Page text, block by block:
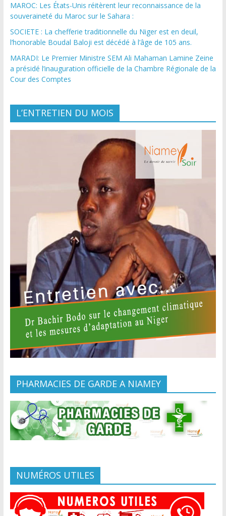
MAROC: Les États-Unis réitèrent leur reconnaissance de la
souveraineté du Maroc sur le Sahara :
SOCIETE : La chefferie traditionnelle du Niger est en deuil,
l’honorable Boudal Baloji est décédé à l’âge de 105 ans.
MARADI: Le Premier Ministre SEM Ali Mahaman Lamine Zeine
a présidé l’inauguration officielle de la Chambre Régionale de la
Cour des Comptes
L’ENTRETIEN DU MOIS
PHARMACIES DE GARDE A NIAMEY
NUMÉROS UTILES